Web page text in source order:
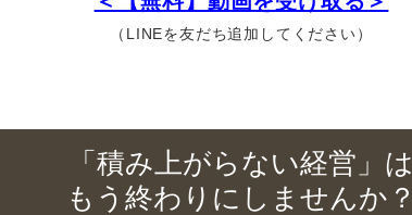
（LINEを友だち追加してください）
「積み上がらない経営」は
もう終わりにしませんか？